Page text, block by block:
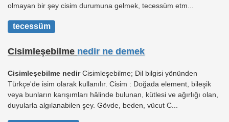
olmayan bir şey cisim durumuna gelmek, tecessüm etm...
tecessüm
Cisimleşebilme nedir ne demek
Cisimleşebilme nedirCisimleşebilme; Dil bilgisi yönünden
Türkçe'de isim olarak kullanılır. Cisim : Doğada element, bileşik
veya bunların karışımları hâlinde bulunan, kütlesi ve ağırlığı olan,
duyularla algılanabilen şey. Gövde, beden, vücut C...